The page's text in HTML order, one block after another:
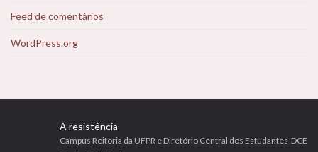
Feed de comentários
WordPress.org
A resistência
Campus Reitoria da UFPR e Diretório Central dos Estudantes-DCE